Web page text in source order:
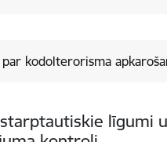
kodolterorisma
līgumi